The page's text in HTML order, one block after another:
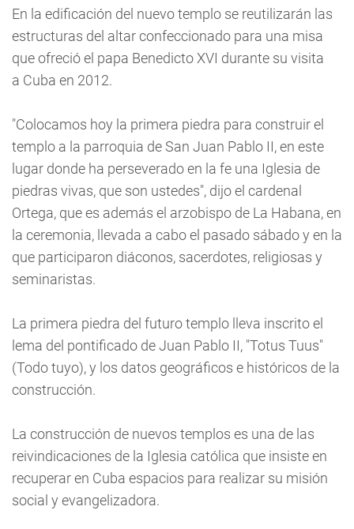
En la edificación del nuevo templo se reutilizarán las
estructuras del altar confeccionado para una misa
que ofreció el papa Benedicto XVI durante su visita
a Cuba en 2012.
"Colocamos hoy la primera piedra para construir el
templo a la parroquia de San Juan Pablo II, en este
lugar donde ha perseverado en la fe una Iglesia de
piedras vivas, que son ustedes", dijo el cardenal
Ortega, que es además el arzobispo de La Habana, en
la ceremonia, llevada a cabo el pasado sábado y en la
que participaron diáconos, sacerdotes, religiosas y
seminaristas.
La primera piedra del futuro templo lleva inscrito el
lema del pontificado de Juan Pablo II, "Totus Tuus"
(Todo tuyo), y los datos geográficos e históricos de la
construcción.
La construcción de nuevos templos es una de las
reivindicaciones de la Iglesia católica que insiste en
recuperar en Cuba espacios para realizar su misión
social y evangelizadora.